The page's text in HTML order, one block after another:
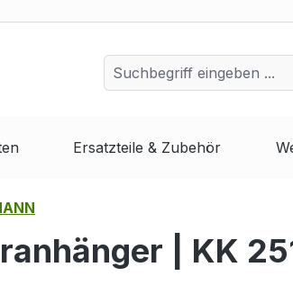
Ersatzteile & Zubehör
| KK